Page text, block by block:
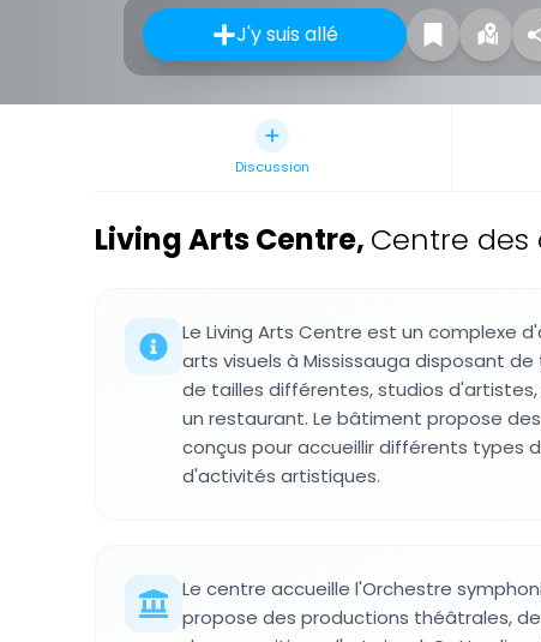
J'y suis allé
Discussion
Living Arts Centre, Centre des
Le Living Arts Centre est un complexe
arts visuels à Mississauga disposant
de tailles différentes, studios
un restaurant. Le bâtiment propose
conçus pour accueillir différents types
d'activités artistiques.
Le centre accueille l'Orchestre
propose des productions théâtrales,